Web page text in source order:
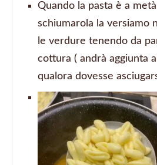
Quando la pasta è a
schiumarola la versiamo
le verdure tenendo da
cottura ( andrà aggiunta
qualora dovesse